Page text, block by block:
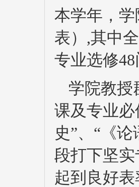
本学年，
表）,其中
专业选修
学院教授
课及专业
史”、“《
段打下坚
起到良好